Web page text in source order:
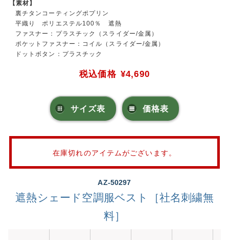
【素材】
裏チタンコーティングポプリン
平織り ポリエステル100％ 遮熱
ファスナー：プラスチック（スライダー/金属）
ポケットファスナー：コイル（スライダー/金属）
ドットボタン：プラスチック
税込価格 ¥4,690
サイズ表 価格表
在庫切れのアイテムがございます。
AZ-50297
遮熱シェード空調服ベスト［社名刺繍無
料］